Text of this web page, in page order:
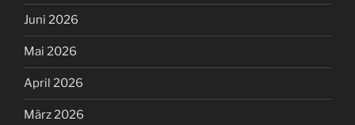
Juni 2026
Mai 2026
April 2026
März 2026